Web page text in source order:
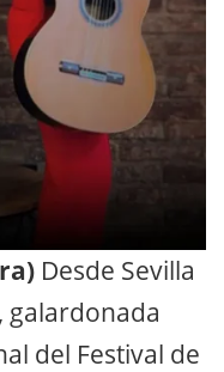
Desde Sevilla
galardonada
del Festival de